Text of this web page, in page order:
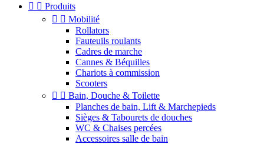
  Produits
  Mobilité
Rollators
Fauteuils roulants
Cadres de marche
Cannes & Béquilles
Chariots à commission
Scooters
  Bain, Douche & Toilette
Planches de bain, Lift & Marchepieds
Sièges & Tabourets de douches
WC & Chaises percées
Accessoires salle de bain